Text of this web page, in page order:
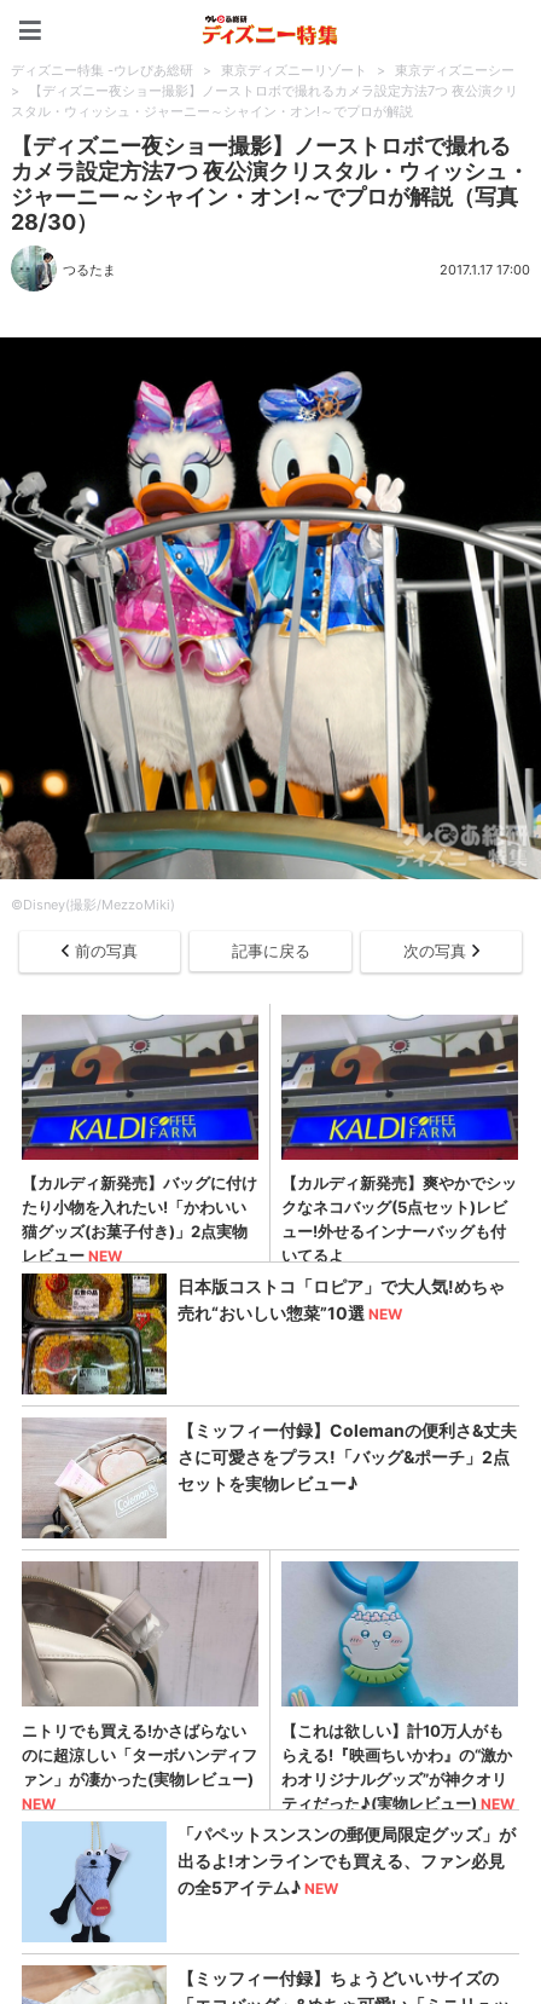
ディズニー特集 -ウレぴあ総研 > 東京ディズニーリゾート >
東京ディズニーシー
>
【ディズニー夜ショー撮影】ノーストロボで撮れるカメラ設定方法7つ 夜公演クリ
スタル・ウィッシュ・ジャーニー～シャイン・オン!～でプロが解説
【ディズニー夜ショー撮影】ノーストロボで撮れる
カメラ設定方法7つ 夜公演クリスタル・ウィッシュ・
ジャーニー～シャイン・オン!～でプロが解説（写真
28/30）
つるたま 2017.1.17 17:00
©Disney(撮影/MezzoMiki)
前の写真 記事に戻る 次の写真